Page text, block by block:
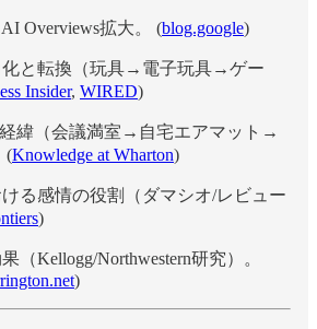
Overviews拡大。 (blog.google)
化と転換（玩具→電子玩具→ゲー
Insider, WIRED)
緯（会議満室→自宅エアマット→
(Knowledge at Wharton)
る感情の役割（ダマシオ/レビュー
)
（Kellogg/Northwestern研究）。
)